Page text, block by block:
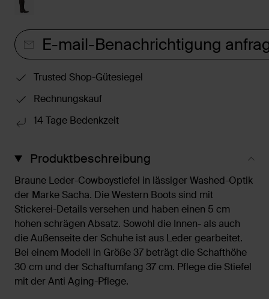
E-mail-Benachrichtigung
Trusted Shop-Gütesiegel
Rechnungskauf
14 Tage Bedenkzeit
Produktbeschreibung
Braune Leder-Cowboystiefel in lässiger Washed-Optik
der Marke Sacha. Die Western Boots sind mit
Stickerei-Details versehen und haben einen 5 cm
hohen schrägen Absatz. Sowohl die Innen- als auch
die Außenseite der Schuhe ist aus Leder gearbeitet.
Bei einem Modell in Größe 37 beträgt die Schafthöhe
30 cm und der Schaftumfang 37 cm. Pflege die Stiefel
mit der Anti Aging-Pflege.